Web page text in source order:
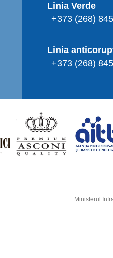
Linia Verde
+373 (268)
Linia
+373 (268)
Ministerul